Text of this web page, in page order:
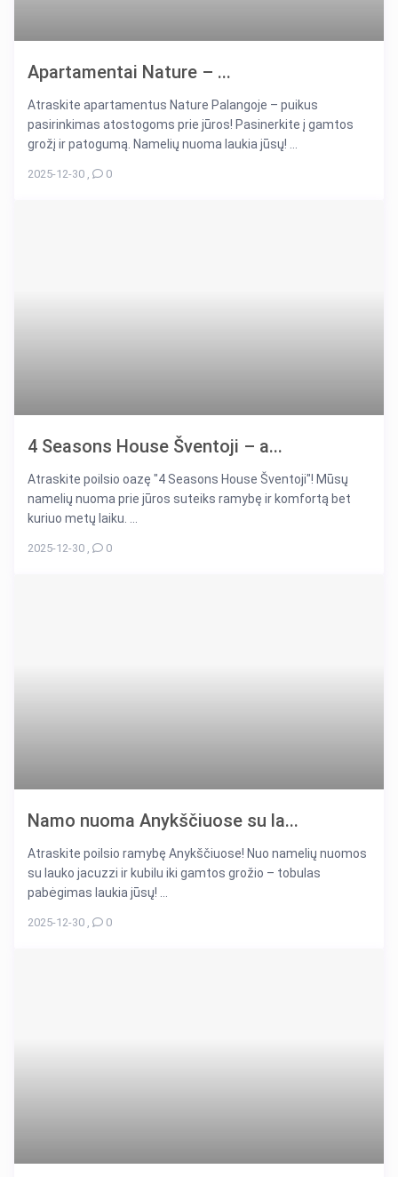
Apartamentai Nature – ...
Atraskite apartamentus Nature Palangoje – puikus
pasirinkimas atostogoms prie jūros! Pasinerkite į gamtos
grožį ir patogumą. Namelių nuoma laukia jūsų! ...
2025-12-30 , 0
4 Seasons House Šventoji – a...
Atraskite poilsio oazę "4 Seasons House Šventoji"! Mūsų
namelių nuoma prie jūros suteiks ramybę ir komfortą bet
kuriuo metų laiku. ...
2025-12-30 , 0
Namo nuoma Anykščiuose su la...
Atraskite poilsio ramybę Anykščiuose! Nuo namelių nuomos
su lauko jacuzzi ir kubilu iki gamtos grožio – tobulas
pabėgimas laukia jūsų! ...
2025-12-30 , 0